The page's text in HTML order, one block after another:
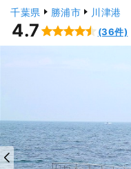
千葉県 勝浦市 川津港
4.7 (36件)